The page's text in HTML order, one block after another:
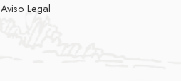
Aviso Legal